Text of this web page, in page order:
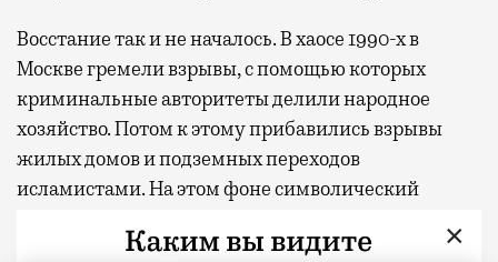
Восстание так и не началось. В хаосе 1990-х в
Москве гремели взрывы, с помощью которых
криминальные авторитеты делили народное
хозяйство. Потом к этому прибавились взрывы
жилых домов и подземных переходов
исламистами. На этом фоне символический
никто не заметил. Наоборот, власть играла на
×